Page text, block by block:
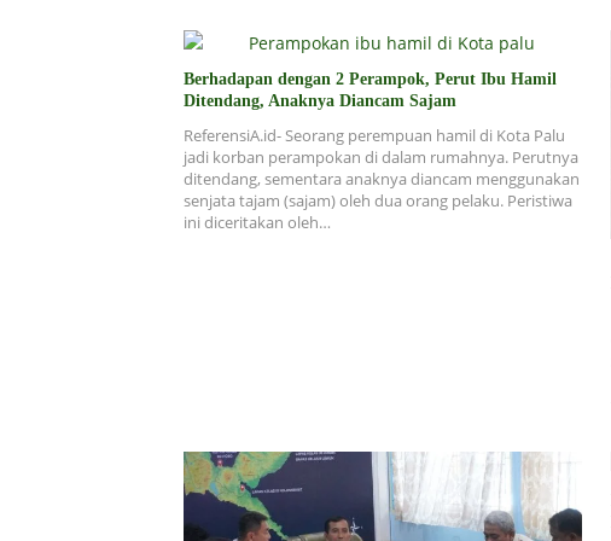
Berhadapan dengan 2 Perampok, Perut Ibu Hamil
Ditendang, Anaknya Diancam Sajam
ReferensiA.id- Seorang perempuan hamil di Kota Palu
jadi korban perampokan di dalam rumahnya. Perutnya
ditendang, sementara anaknya diancam menggunakan
senjata tajam (sajam) oleh dua orang pelaku. Peristiwa
ini diceritakan oleh…